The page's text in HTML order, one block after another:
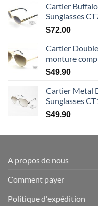
Cartier
Sunglasses
$72.00
Cartier
monture
$49.90
Cartier Metal
Sunglasses
$49.90
A propos de nous
Comment payer
Politique d'expédition